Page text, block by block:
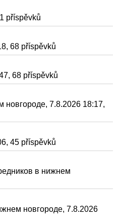
příspěvků
68 příspěvků
68 příspěvků
новгороде, 7.8.2026 18:17,
45 příspěvků
в нижнем
новгороде, 7.8.2026